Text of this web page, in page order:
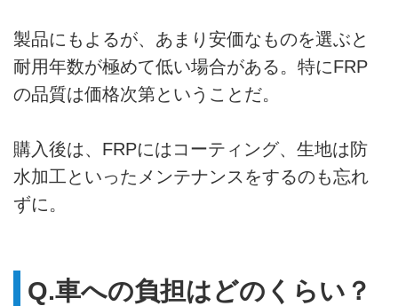
製品にもよるが、あまり安価なものを選ぶと
耐用年数が極めて低い場合がある。特にFRP
の品質は価格次第ということだ。
購入後は、FRPにはコーティング、生地は防
水加工といったメンテナンスをするのも忘れ
ずに。
Q.車への負担はどのくらい？